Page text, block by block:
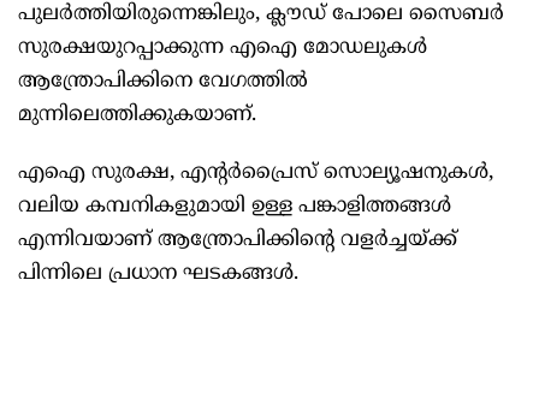
പുലര്‍ത്തിയിരുന്നെങ്കിലും, ക്ലൗഡ്‌ പോലെ സൈബര്‍
സുരക്ഷയുറപ്പാക്കുന്ന എഐ മോഡലുകള്‍
ആന്ത്രോപിക്കിനെ വേഗത്തില്‍
മുന്നിലെത്തിക്കുകയാണ്.
എഐ സുരക്ഷ, എന്റര്‍പ്രൈസ് സൊല്യൂഷനുകള്‍,
വലിയ കമ്പനികളുമായി ഉള്ള പങ്കാളിത്തങ്ങള്‍
എന്നിവയാണ് ആന്ത്രോപിക്കിന്റെ വളര്‍ച്ചയ്ക്ക്
പിന്നിലെ പ്രധാന ഘടകങ്ങള്‍.